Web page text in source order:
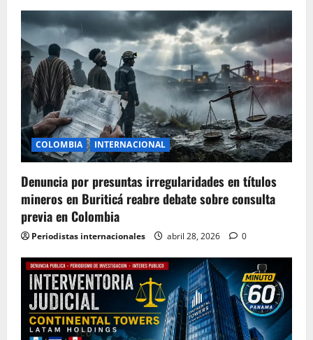
COLOMBIA INTERNACIONAL
Denuncia por presuntas irregularidades en títulos
mineros en Buriticá reabre debate sobre consulta
previa en Colombia
Periodistas internacionales abril 28, 2026 0